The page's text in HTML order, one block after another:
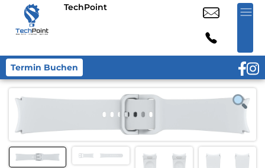
TechPoint
Termin Buchen